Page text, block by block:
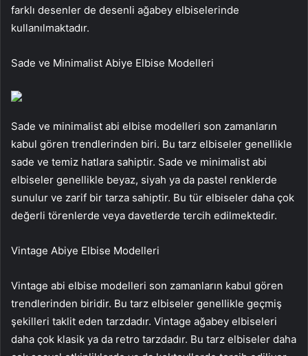
farklı desenler de desenli ağabey elbiselerinde
kullanılmaktadır.
Sade ve Minimalist Abiye Elbise Modelleri
Sade ve minimalist abi elbise modelleri son zamanların
kabul gören trendlerinden biri. Bu tarz elbiseler genellikle
sade ve temiz hatlara sahiptir. Sade ve minimalist abi
elbiseler genellikle beyaz, siyah ya da pastel renklerde
sunulur ve zarif bir tarza sahiptir. Bu tür elbiseler daha çok
değerli törenlerde veya davetlerde tercih edilmektedir.
Vintage Abiye Elbise Modelleri
Vintage abi elbise modelleri son zamanların kabul gören
trendlerinden biridir. Bu tarz elbiseler genellikle geçmiş
şekilleri taklit eden tarzdadır. Vintage ağabey elbiseleri
daha çok klasik ya da retro tarzdadır. Bu tarz elbiseler daha